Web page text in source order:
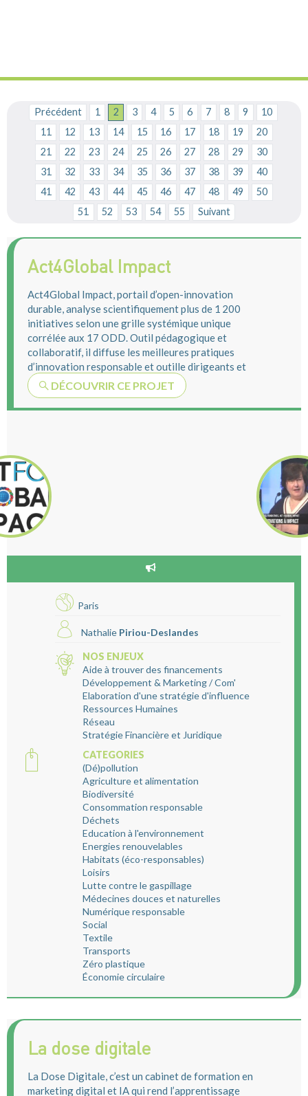
Précédent 1 2 3 4 5 6 7 8 9
10
11
12 13 14 15 16 17 18 19
20
21
22 23 24 25 26 27 28 29
30
31
32 33 34 35 36 37 38 39
40
41
42 43 44 45 46 47 48 49
50
51
52 53 54 55 Suivant
Act4Global Impact
Act4Global Impact, portail d’open-innovation
durable, analyse scientifiquement plus de 1 200
initiatives selon une grille systémique unique
corrélée aux 17 ODD. Outil pédagogique et
collaboratif, il diffuse les meilleures pratiques
d’innovation responsable et outille dirigeants et
...
DÉCOUVRIR CE PROJET
Paris
Nathalie Piriou-Deslandes
NOS ENJEUX
Aide à trouver des financements
Développement & Marketing / Com'
Elaboration d'une stratégie d'influence
Ressources Humaines
Réseau
Stratégie Financière et Juridique
CATEGORIES
(Dé)pollution
Agriculture et alimentation
Biodiversité
Consommation responsable
Déchets
Education à l'environnement
Energies renouvelables
Habitats (éco-responsables)
Loisirs
Lutte contre le gaspillage
Médecines douces et naturelles
Numérique responsable
Social
Textile
Transports
Zéro plastique
Économie circulaire
La dose digitale
La Dose Digitale, c’est un cabinet de formation en
marketing digital et IA qui rend l’apprentissage